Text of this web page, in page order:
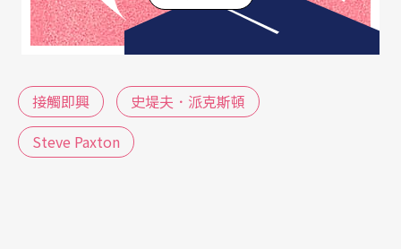
響如漣漪般地不停擴散，所向披靡。不僅台灣的舞
蹈如此，世界各地的舞蹈景象也都深受影響。
我想寫這篇文章，因為這位大師在半個世紀多來，
以一種最低調無為的方式默默地影響了整個世界的
接觸即興
史堤夫．派克斯頓
Steve Paxton